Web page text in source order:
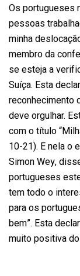
Os portugueses
pessoas
minha
membro da
se esteja a
Suíça. Esta
reconhecimento
deve orgulhar.
com o título
10-21). E nela o
Simon Wey,
portugueses
tem todo o
para os
bem”. Esta
muito positiva